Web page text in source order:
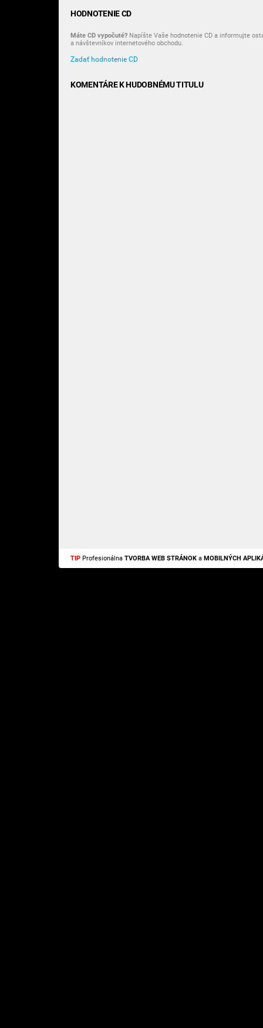
HODNOTENIE CD
Máte CD vypočuté? Napíšte Vaše hodnotenie CD a informujte
a návštevníkov internetového obchodu.
Zadať hodnotenie CD
KOMENTÁRE K HUDOBNÉMU TITULU
TIP Profesionálna TVORBA WEB STRÁNOK a MOBILNÝCH